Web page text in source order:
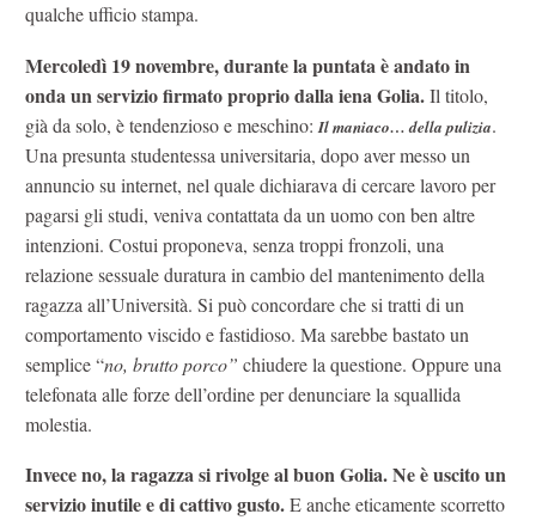
qualche ufficio stampa.
Mercoledì 19 novembre, durante la puntata è andato in
onda un servizio firmato proprio dalla iena Golia.Il titolo,
già da solo, è tendenzioso e meschino: Il maniaco… della pulizia.
Una presunta studentessa universitaria, dopo aver messo un
annuncio su internet, nel quale dichiarava di cercare lavoro per
pagarsi gli studi, veniva contattata da un uomo con ben altre
intenzioni. Costui proponeva, senza troppi fronzoli, una
relazione sessuale duratura in cambio del mantenimento della
ragazza all’Università. Si può concordare che si tratti di un
comportamento viscido e fastidioso. Ma sarebbe bastato un
semplice “no, brutto porco” chiudere la questione. Oppure una
telefonata alle forze dell’ordine per denunciare la squallida
molestia.
Invece no, la ragazza si rivolge al buon Golia. Ne è uscito un
servizio inutile e di cattivo gusto.E anche eticamente scorretto